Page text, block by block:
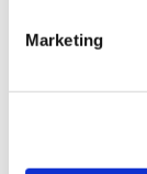
Marketing